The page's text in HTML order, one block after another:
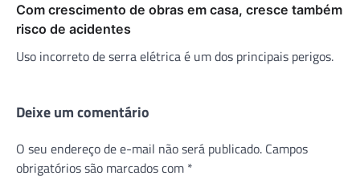
Com crescimento de obras em casa, cresce também
risco de acidentes
Uso incorreto de serra elétrica é um dos principais perigos.
Deixe um comentário
O seu endereço de e-mail não será publicado. Campos
obrigatórios são marcados com *